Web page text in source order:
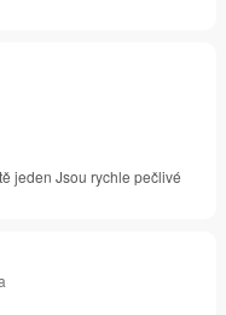
jeden Jsou rychle pečlivé